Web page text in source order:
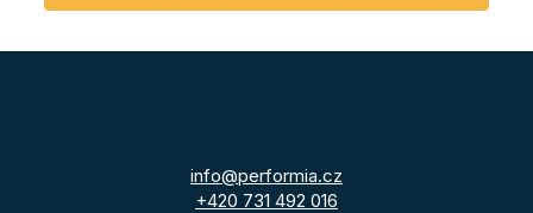
info@performia.cz
+420 731 492 016